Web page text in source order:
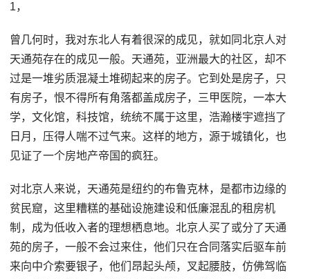
1，
曾几何时，我对东北人有着很深的成见，就如同北京人对
天通苑存在的成见一般。天通苑，亚洲最大的社区，却不
过是一堆劣质混凝土堆砌起来的房子。它到处是房子，只
有房子，恨不得所有角落都盖成房子，三甲医院，一本大
学，文化馆，科技馆，统统不属于这里，浩瀚楼宇遮挡了
日月，压得人喘不过气来。这样的地方，源于城镇化，也
见证了一个房地产帝国的疯狂。
对北京人来说，天通苑是纽约的布鲁克林，是都市边缘的
贫民窟，这里糟糕的基础设施建设和低廉混乱的租房机
制，成为低收入者的理想栖息地。北京人买了或分了天通
苑的房子，一般不会过来住，他们只在合同落实后驱车前
来向中介索要银子，他们昂起头颅，叉起腰肢，仿佛驾临